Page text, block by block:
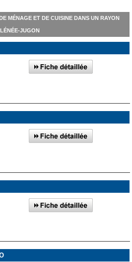
MÉNAGE ET DE CUISINE DANS UN RAYON
JUGON